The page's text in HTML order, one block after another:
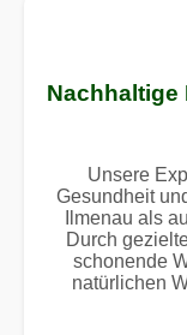
Nachhaltige
Unsere
Gesundheit
Ilmenau als
Durch
schonende
natürlichen